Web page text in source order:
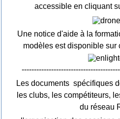
accessible en cliquant
Une notice d'aide à la
modèles est disponible sur
Les documents spécifiques
les clubs, les compétiteurs,
du réseau